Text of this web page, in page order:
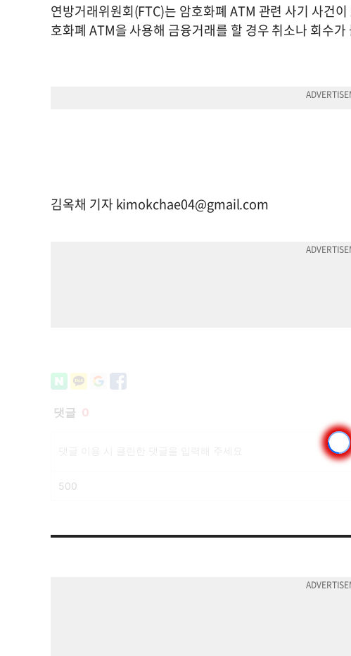
연방거래위원회(FTC)는 암호화폐 ATM 관련 사기 사건
호화폐 ATM을 사용해 금융거래를 할 경우 취소나 회수
김옥채 기자 kimokchae04@gmail.com